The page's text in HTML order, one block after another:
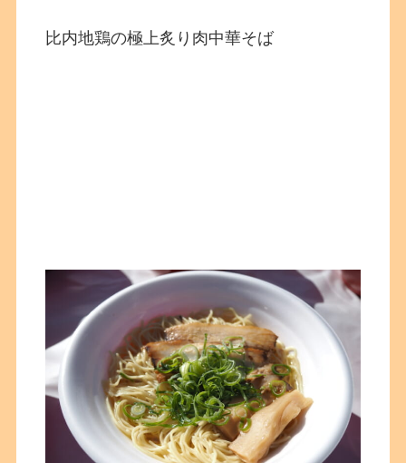
比内地鶏の極上炙り肉中華そば